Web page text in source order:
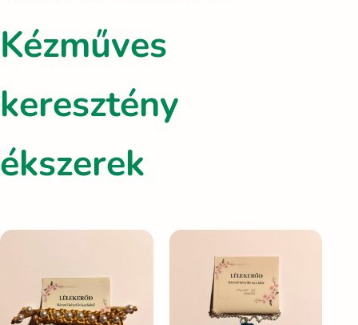
Kézműves
keresztény
ékszerek